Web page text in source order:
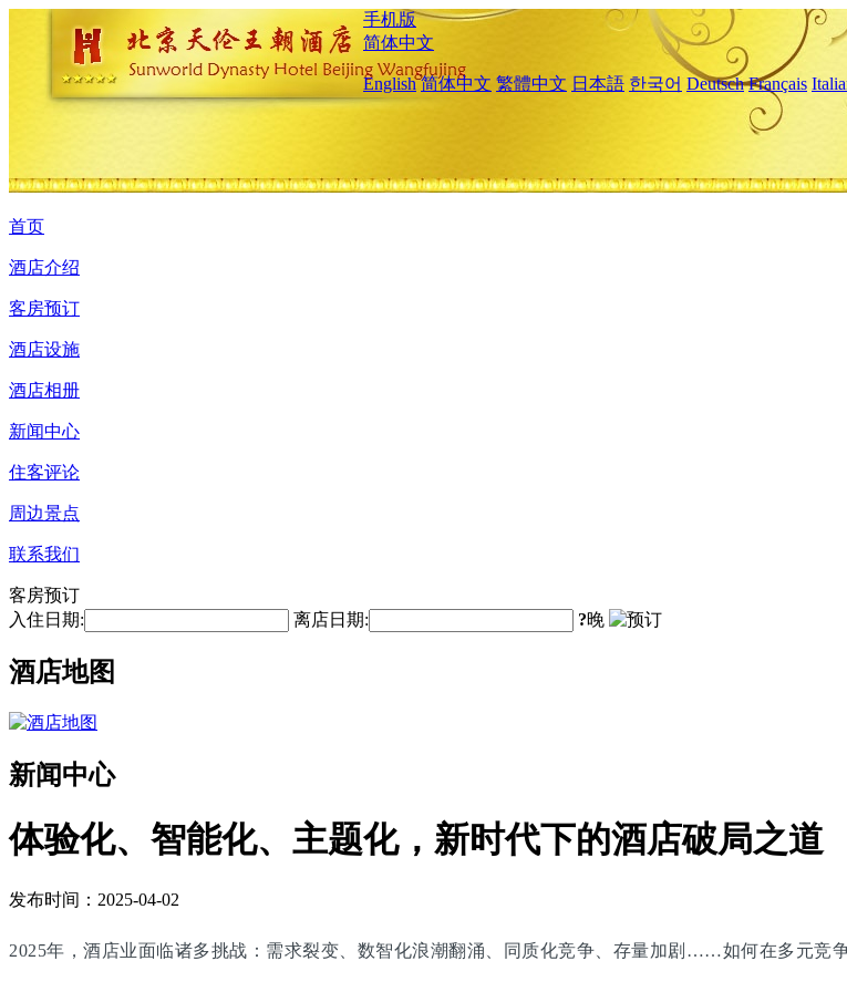
手机版
简体中文
English 简体中文 繁體中文 日本語 한국어 Deutsch Français
首页
酒店介绍
客房预订
酒店设施
酒店相册
新闻中心
住客评论
周边景点
联系我们
客房预订
入住日期:
离店日期: ?晚
酒店地图
新闻中心
体验化、智能化、主题化，新时代下的酒店破局之道
发布时间：2025-04-02
2025年，酒店业面临诸多挑战：需求裂变、数智化浪潮翻涌、同质化竞争、存量加剧……如何在多元竞